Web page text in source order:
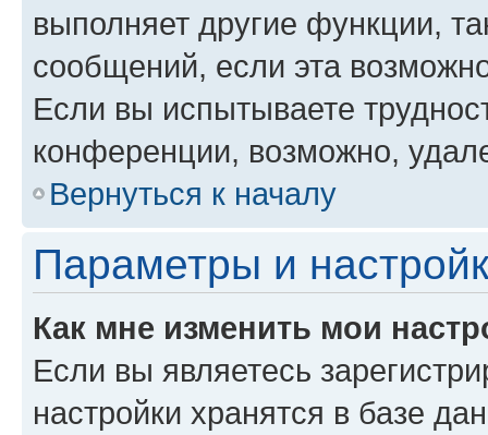
выполняет другие функции,
сообщений, если эта
Если вы испытываете
конференции, возможно,
Вернуться к началу
Параметры и
Как мне изменить мои
Если вы являетесь
настройки хранятся в базе